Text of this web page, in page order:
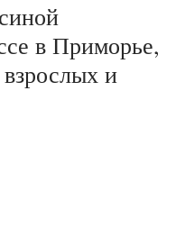
в Приморье,
и